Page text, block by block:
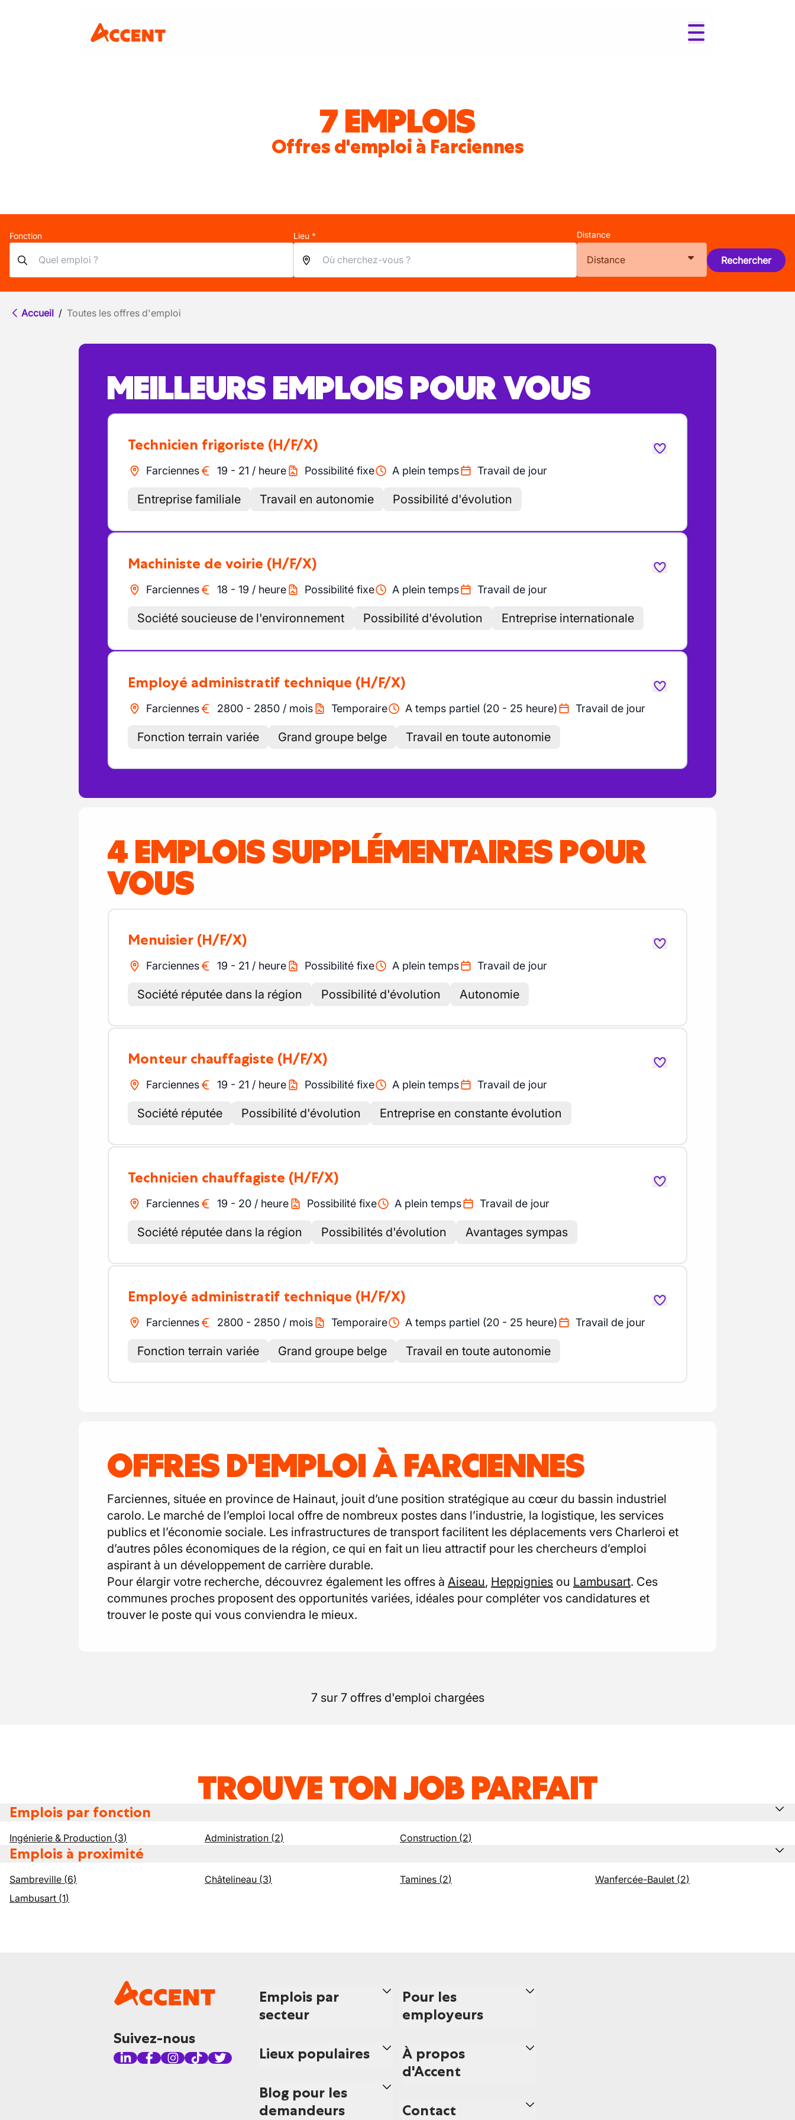
7 EMPLOIS
Offres d'emploi à Farciennes
Fonction Lieu * Distance
Distance Rechercher
Accueil / Toutes les offres d'emploi
MEILLEURS EMPLOIS POUR VOUS
Technicien frigoriste (H/F/X)
Farciennes 19 - 21 / heure Possibilité fixe A plein temps Travail de jour
Entreprise familiale Travail en autonomie Possibilité d'évolution
Machiniste de voirie (H/F/X)
Farciennes 18 - 19 / heure Possibilité fixe A plein temps Travail de jour
Société soucieuse de l'environnement Possibilité d'évolution Entreprise internationale
Employé administratif technique (H/F/X)
Farciennes 2800 - 2850 / mois Temporaire A temps partiel (20 - 25 heure) Travail de jour
Fonction terrain variée Grand groupe belge Travail en toute autonomie
4 EMPLOIS SUPPLÉMENTAIRES POUR
VOUS
Menuisier (H/F/X)
Farciennes 19 - 21 / heure Possibilité fixe A plein temps Travail de jour
Société réputée dans la région Possibilité d'évolution Autonomie
Monteur chauffagiste (H/F/X)
Farciennes 19 - 21 / heure Possibilité fixe A plein temps Travail de jour
Société réputée Possibilité d'évolution Entreprise en constante évolution
Technicien chauffagiste (H/F/X)
Farciennes 19 - 20 / heure Possibilité fixe A plein temps Travail de jour
Société réputée dans la région Possibilités d'évolution Avantages sympas
Employé administratif technique (H/F/X)
Farciennes 2800 - 2850 / mois Temporaire A temps partiel (20 - 25 heure) Travail de jour
Fonction terrain variée Grand groupe belge Travail en toute autonomie
OFFRES D'EMPLOI À FARCIENNES
Farciennes, située en province de Hainaut, jouit d’une position stratégique au cœur du bassin industriel
carolo. Le marché de l’emploi local offre de nombreux postes dans l’industrie, la logistique, les services
publics et l’économie sociale. Les infrastructures de transport facilitent les déplacements vers Charleroi et
d’autres pôles économiques de la région, ce qui en fait un lieu attractif pour les chercheurs d’emploi
aspirant à un développement de carrière durable.
Pour élargir votre recherche, découvrez également les offres à Aiseau, Heppignies ou Lambusart. Ces
communes proches proposent des opportunités variées, idéales pour compléter vos candidatures et
trouver le poste qui vous conviendra le mieux.
7 sur 7 offres d'emploi chargées
TROUVE TON JOB PARFAIT
Emplois par fonction
Ingénierie & Production (3) Administration (2) Construction (2)
Emplois à proximité
Sambreville (6) Châtelineau (3) Tamines (2) Wanfercée-Baulet (2)
Lambusart (1)
Suivez-nous
Emplois par
secteur
Lieux populaires
Blog pour les
demandeurs
Pour les
employeurs
À propos
d'Accent
Contact